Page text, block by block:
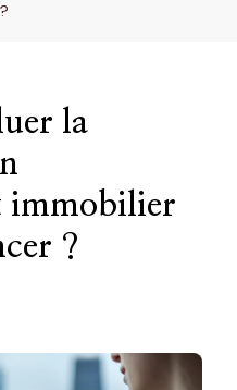
la
immobilier
?